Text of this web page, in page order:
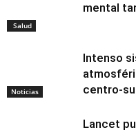
Salud
mental
Noticias
Intenso
centro-
Lancet